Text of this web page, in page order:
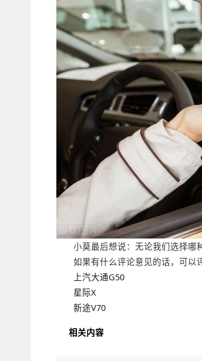
小莫最后想说：无论我们选择哪
如果有什么评论意见的话，可以
上汽大通G50
星际X
新途V70
相关内容